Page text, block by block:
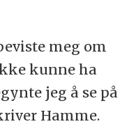
meg om
kunne ha
jeg å se på
Hamme.